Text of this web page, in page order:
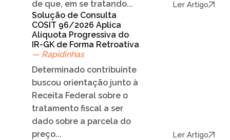
de que, em se tratando... Ler Artigo
Solução de Consulta
COSIT 96/2026 Aplica
Alíquota Progressiva do
IR-GK de Forma Retroativa
— Rapidinhas
Determinado contribuinte
buscou orientação junto à
Receita Federal sobre o
tratamento fiscal a ser
dado sobre a parcela do
preço...
Ler Artigo